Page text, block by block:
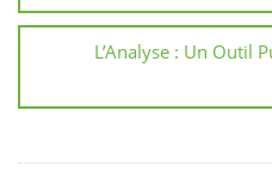
L’Analyse : Un Outil